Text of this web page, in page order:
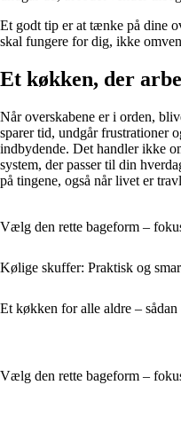
Et godt tip er at tænke på dine
skal fungere for dig, ikke
Et køkken, der
Når overskabene er i orden,
sparer tid, undgår frustrationer
indbydende. Det handler ikke
system, der passer til din
på tingene, også når livet er
Vælg den rette bageform –
Kølige skuffer: Praktisk og
Et køkken for alle aldre –
Vælg den rette bageform –